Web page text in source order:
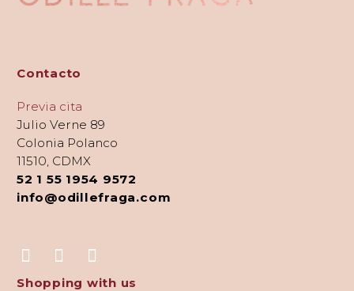
Contacto
Previa cita
Julio Verne 89
Colonia Polanco
11510, CDMX
52 1 55 1954 9572
info@odillefraga.com
Shopping with us